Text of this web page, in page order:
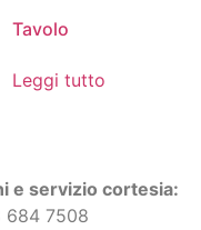
Tavolo
Leggi tutto
e servizio cortesia:
684 7508